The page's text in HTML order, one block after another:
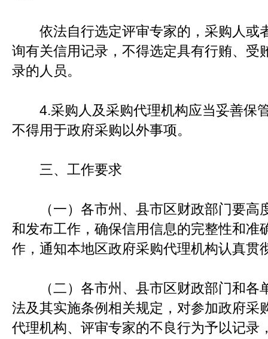
依法自行选定评审专家的，采购人或
询有关信用记录，不得选定具有行贿、受
录的人员。
4.采购人及采购代理机构应当妥善保
不得用于政府采购以外事项。
三、工作要求
（一）各市州、县市区财政部门要高
和发布工作，确保信用信息的完整性和准
作，通知本地区政府采购代理机构认真贯
（二）各市州、县市区财政部门和各
法及其实施条例相关规定，对参加政府采
代理机构、评审专家的不良行为予以记录